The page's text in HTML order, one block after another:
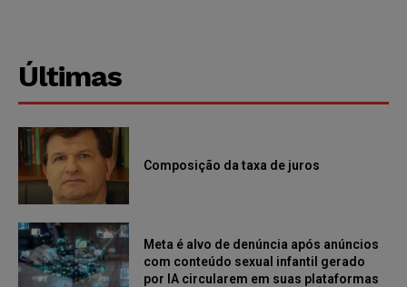
Últimas
Composição da taxa de juros
Meta é alvo de denúncia após anúncios
com conteúdo sexual infantil gerado
por IA circularem em suas plataformas